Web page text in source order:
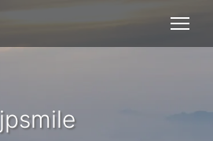
jpsmile